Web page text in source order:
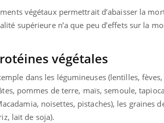
végétaux permettrait d’abaisser la
supérieure n’a que peu d’effets sur la
végétales
dans les légumineuses (lentilles,
pommes de terre, maïs, semoule,
noisettes, pistaches), les graines
lait de soja).